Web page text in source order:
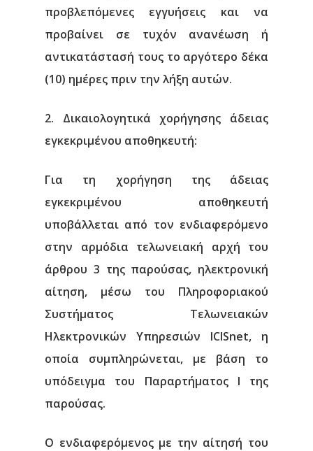
προβλεπόμενες εγγυήσεις και να
προβαίνει σε τυχόν ανανέωση ή
αντικατάστασή τους το αργότερο δέκα
(10) ημέρες πριν την λήξη αυτών.
2. Δικαιολογητικά χορήγησης άδειας
εγκεκριμένου αποθηκευτή:
Για τη χορήγηση της άδειας
εγκεκριμένου αποθηκευτή
υποβάλλεται από τον ενδιαφερόμενο
στην αρμόδια τελωνειακή αρχή του
άρθρου 3 της παρούσας, ηλεκτρονική
αίτηση, μέσω του Πληροφοριακού
Συστήματος Τελωνειακών
Ηλεκτρονικών Υπηρεσιών ICISnet, η
οποία συμπληρώνεται, με βάση το
υπόδειγμα του Παραρτήματος Ι της
παρούσας.
Ο ενδιαφερόμενος με την αίτησή του